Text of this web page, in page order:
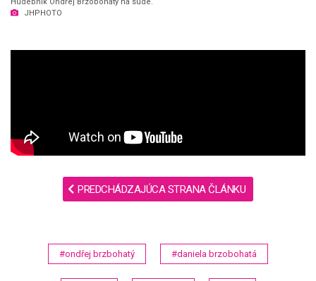
JHPHOTO
PREDCHÁDZAJÚCA STRANA ČLÁNKU
#ondřej brzbohatý #daniela brzobohatá